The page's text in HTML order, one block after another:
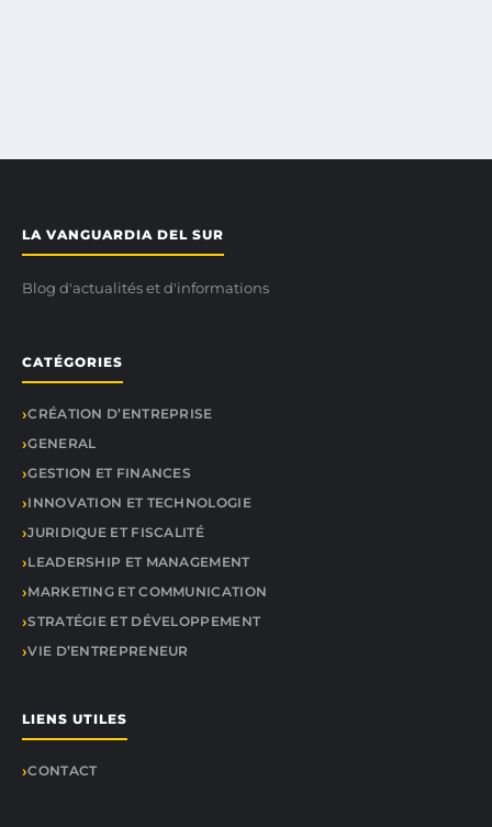
LA VANGUARDIA DEL SUR
Blog d'actualités et d'informations
CATÉGORIES
CRÉATION D’ENTREPRISE
GENERAL
GESTION ET FINANCES
INNOVATION ET TECHNOLOGIE
JURIDIQUE ET FISCALITÉ
LEADERSHIP ET MANAGEMENT
MARKETING ET COMMUNICATION
STRATÉGIE ET DÉVELOPPEMENT
VIE D’ENTREPRENEUR
LIENS UTILES
CONTACT